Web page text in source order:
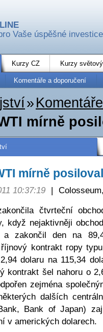
Vaše úspěšné investice
Kurzy CZ Kurzy
Komentáře a doporučení
»
mírně
mírně
10:37:19 |
čtvrteční
když nejaktivněji
zakončil den na
kontrakt ropy
dolaru na 115,34
kontrakt šel nahoru o
zejména
dalších
Bank of Japan)
v amerických dolarech.